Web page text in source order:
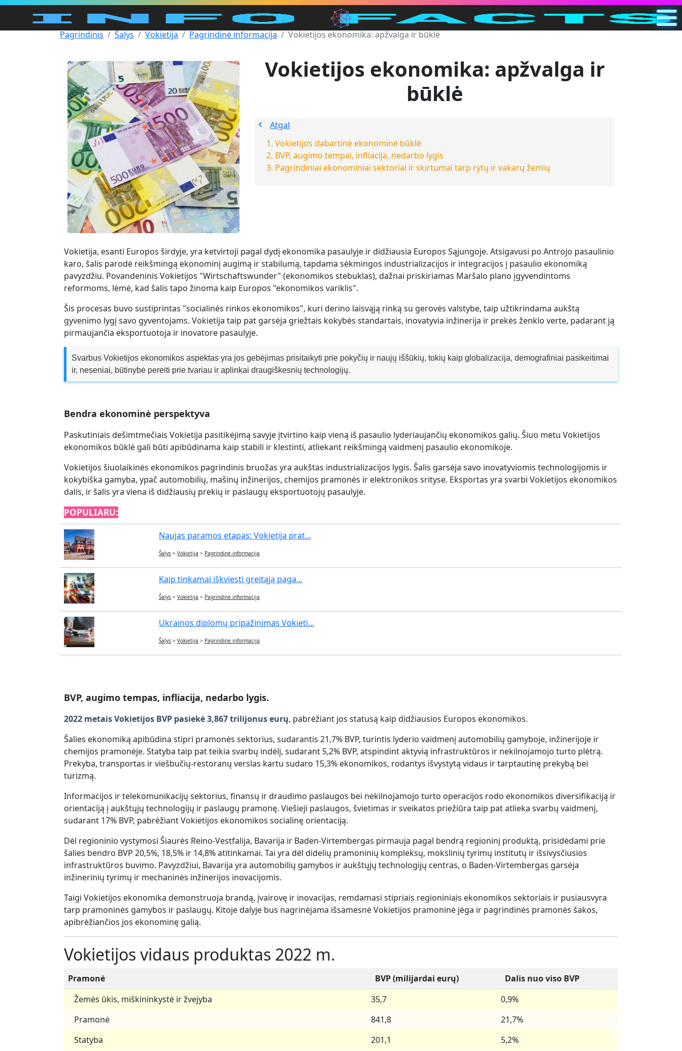
Ieškoti
Pagrindinis Šalys Vokietija Pagrindinė informacija Vokietijos ekonomika: apžvalga ir būklė
Vokietijos ekonomika: apžvalga ir
būklė
Atgal
Vokietijos dabartinė ekonominė būklė
BVP, augimo tempai, infliacija, nedarbo lygis
Pagrindiniai ekonominiai sektoriai ir skirtumai tarp rytų ir vakarų žemių
Vokietija, esanti Europos širdyje, yra ketvirtoji pagal dydį ekonomika pasaulyje ir didžiausia Europos Sąjungoje. Atsigavusi po Antrojo pasaulinio
karo, šalis parodė reikšmingą ekonominį augimą ir stabilumą, tapdama sėkmingos industrializacijos ir integracijos į pasaulio ekonomiką
pavyzdžiu. Povandeninis Vokietijos "Wirtschaftswunder" (ekonomikos stebuklas), dažnai priskiriamas Maršalo plano įgyvendintoms
reformoms, lėmė, kad šalis tapo žinoma kaip Europos "ekonomikos variklis".
Šis procesas buvo sustiprintas "socialinės rinkos ekonomikos", kuri derino laisvąją rinką su gerovės valstybe, taip užtikrindama aukštą
gyvenimo lygį savo gyventojams. Vokietija taip pat garsėja griežtais kokybės standartais, inovatyvia inžinerija ir prekės ženklo verte, padarant ją
pirmaujančia eksportuotoja ir inovatore pasaulyje.
Svarbus Vokietijos ekonomikos aspektas yra jos gebėjimas prisitaikyti prie pokyčių ir naujų iššūkių, tokių kaip globalizacija, demografiniai pasikeitimai
ir, neseniai, būtinybė pereiti prie tvariau ir aplinkai draugiškesnių technologijų.
Bendra ekonominė perspektyva
Paskutiniais dešimtmečiais Vokietija pasitikėjimą savyje įtvirtino kaip vieną iš pasaulio lyderiaujančių ekonomikos galių. Šiuo metu Vokietijos
ekonomikos būklė gali būti apibūdinama kaip stabili ir klestinti, atliekant reikšmingą vaidmenį pasaulio ekonomikoje.
Vokietijos šiuolaikinės ekonomikos pagrindinis bruožas yra aukštas industrializacijos lygis. Šalis garsėja savo inovatyviomis technologijomis ir
kokybiška gamyba, ypač automobilių, mašinų inžinerijos, chemijos pramonės ir elektronikos srityse. Eksportas yra svarbi Vokietijos ekonomikos
dalis, ir šalis yra viena iš didžiausių prekių ir paslaugų eksportuotojų pasaulyje.
POPULIARU:
Naujas paramos etapas: Vokietija prat...
Šalys > Vokietija > Pagrindinė informacija
Kaip tinkamai iškviesti greitąją paga...
Šalys > Vokietija > Pagrindinė informacija
Ukrainos diplomų pripažinimas Vokieti...
Šalys > Vokietija > Pagrindinė informacija
BVP, augimo tempas, infliacija, nedarbo lygis.
2022 metais Vokietijos BVP pasiekė 3,867 trilijonus eurų, pabrėžiant jos statusą kaip didžiausios Europos ekonomikos.
Šalies ekonomiką apibūdina stipri pramonės sektorius, sudarantis 21,7% BVP, turintis lyderio vaidmenį automobilių gamyboje, inžinerijoje ir
chemijos pramonėje. Statyba taip pat teikia svarbų indėlį, sudarant 5,2% BVP, atspindint aktyvią infrastruktūros ir nekilnojamojo turto plėtrą.
Prekyba, transportas ir viešbučių-restoranų verslas kartu sudaro 15,3% ekonomikos, rodantys išvystytą vidaus ir tarptautinę prekybą bei
turizmą.
Informacijos ir telekomunikacijų sektorius, finansų ir draudimo paslaugos bei nekilnojamojo turto operacijos rodo ekonomikos diversifikaciją ir
orientaciją į aukštųjų technologijų ir paslaugų pramonę. Viešieji paslaugos, švietimas ir sveikatos priežiūra taip pat atlieka svarbų vaidmenį,
sudarant 17% BVP, pabrėžiant Vokietijos ekonomikos socialinę orientaciją.
Dėl regioninio vystymosi Šiaurės Reino-Vestfalija, Bavarija ir Baden-Virtembergas pirmauja pagal bendrą regioninį produktą, prisidėdami prie
šalies bendro BVP 20,5%, 18,5% ir 14,8% atitinkamai. Tai yra dėl didelių pramoninių kompleksų, mokslinių tyrimų institutų ir išsivysčiusios
infrastruktūros buvimo. Pavyzdžiui, Bavarija yra automobilių gamybos ir aukštųjų technologijų centras, o Baden-Virtembergas garsėja
inžinerinių tyrimų ir mechaninės inžinerijos inovacijomis.
Taigi Vokietijos ekonomika demonstruoja brandą, įvairovę ir inovacijas, remdamasi stipriais regioniniais ekonomikos sektoriais ir pusiausvyra
tarp pramoninės gamybos ir paslaugų. Kitoje dalyje bus nagrinėjama išsamesnė Vokietijos pramoninė jėga ir pagrindinės pramonės šakos,
apibrėžiančios jos ekonominę galią.
Vokietijos vidaus produktas 2022 m.
Pramonė BVP (milijardai eurų)
Dalis nuo viso BVP
Žemės ūkis, miškininkystė ir žvejyba
35,7
0,9%
Pramonė
841,8
21,7%
Statyba
201,1
5,2%